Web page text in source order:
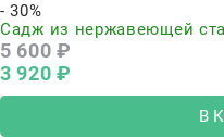
- 30%
Садж из нержавеющей
5 600 ₽
3 920 ₽
В